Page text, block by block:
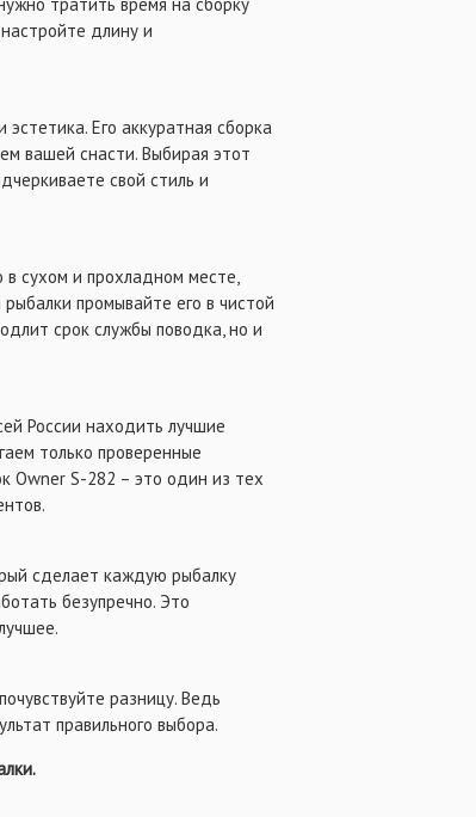
длину и
Его аккуратная сборка
вашей снасти. Выбирая этот
свой стиль и
сухом и прохладном месте,
промывайте его в чистой
срок службы поводка, но и
России находить лучшие
только проверенные
Owner S-282 – это один из тех
сделает каждую рыбалку
безупречно. Это
разницу. Ведь
правильного выбора.